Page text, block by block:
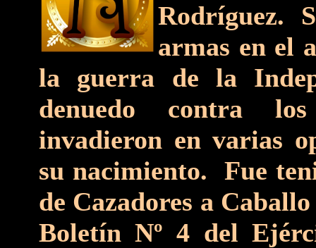
Rodríguez.
armas en el
la guerra de la
denuedo contra
invadieron en varias
su nacimiento. Fue
de Cazadores a
Boletín Nº 4 del